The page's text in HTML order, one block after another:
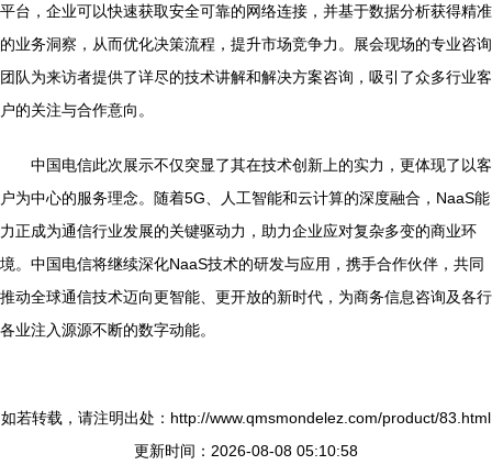
平台，企业可以快速获取安全可靠的网络连接，并基于数据分析获得精准
的业务洞察，从而优化决策流程，提升市场竞争力。展会现场的专业咨询
团队为来访者提供了详尽的技术讲解和解决方案咨询，吸引了众多行业客
户的关注与合作意向。
中国电信此次展示不仅突显了其在技术创新上的实力，更体现了以客
户为中心的服务理念。随着5G、人工智能和云计算的深度融合，NaaS能
力正成为通信行业发展的关键驱动力，助力企业应对复杂多变的商业环
境。中国电信将继续深化NaaS技术的研发与应用，携手合作伙伴，共同
推动全球通信技术迈向更智能、更开放的新时代，为商务信息咨询及各行
各业注入源源不断的数字动能。
如若转载，请注明出处：http://www.qmsmondelez.com/product/83.html
更新时间：2026-08-08 05:10:58